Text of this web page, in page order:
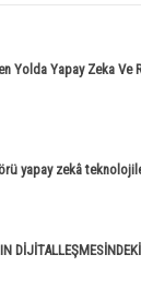
Yolda Yapay Zeka Ve
yapay zekâ